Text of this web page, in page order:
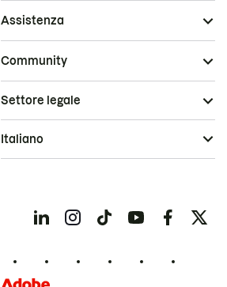
Assistenza
Community
Settore legale
Italiano